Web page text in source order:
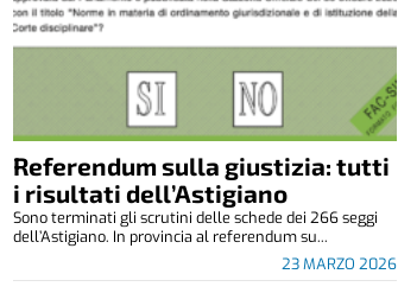
Referendum sulla giustizia: tutti
i risultati dell’Astigiano
23 MARZO 2026
Sono terminati gli scrutini delle schede dei 266 seggi
dell’Astigiano. In provincia al referendum su...